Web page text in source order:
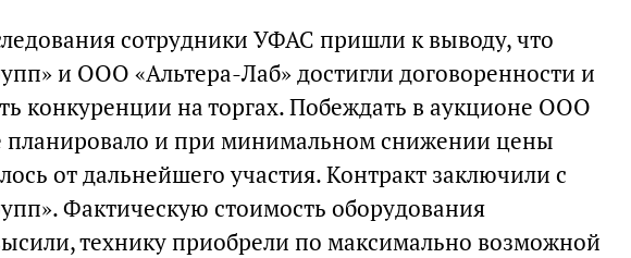
сотрудники УФАС пришли к выводу, что
и ООО «Альтера-Лаб» достигли договоренности и
конкуренции на торгах. Побеждать в аукционе ООО
планировало и при минимальном снижении цены
от дальнейшего участия. Контракт заключили с
Фактическую стоимость оборудования
технику приобрели по максимально возможной